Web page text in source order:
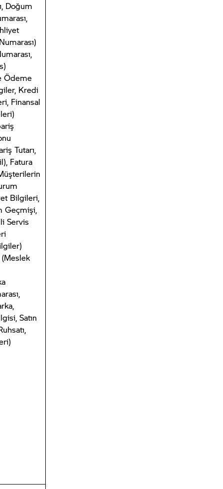
Doğum
Ödeme
Kredi
Finansal
Tutarı,
Fatura
Bilgileri,
Geçmişi,
Servis
Satın